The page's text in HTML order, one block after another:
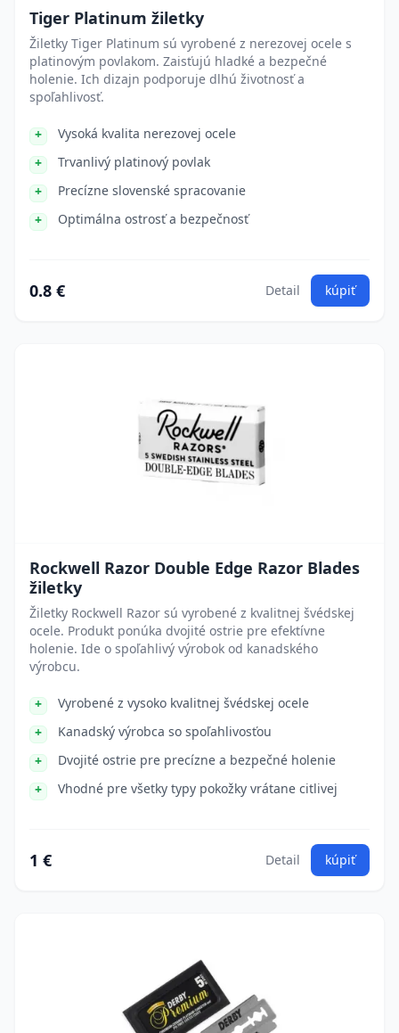
Tiger Platinum žiletky
Žiletky Tiger Platinum sú vyrobené z nerezovej ocele s
platinovým povlakom. Zaisťujú hladké a bezpečné
holenie. Ich dizajn podporuje dlhú životnosť a
spoľahlivosť.
Vysoká kvalita nerezovej ocele
Trvanlivý platinový povlak
Precízne slovenské spracovanie
Optimálna ostrosť a bezpečnosť
0.8 € Detail kúpiť
Rockwell Razor Double Edge Razor Blades
žiletky
Žiletky Rockwell Razor sú vyrobené z kvalitnej švédskej
ocele. Produkt ponúka dvojité ostrie pre efektívne
holenie. Ide o spoľahlivý výrobok od kanadského
výrobcu.
Vyrobené z vysoko kvalitnej švédskej ocele
Kanadský výrobca so spoľahlivosťou
Dvojité ostrie pre precízne a bezpečné holenie
Vhodné pre všetky typy pokožky vrátane citlivej
1 € Detail kúpiť